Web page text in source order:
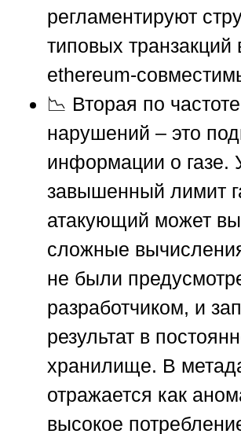
регламентируют
типовых транзакций
ethereum-
📉 Вторая по
нарушений – это
информации о газе.
завышенный лимит
атакующий может
сложные
не были
разработчиком, и
результат в
хранилище. В
отражается как
высокое